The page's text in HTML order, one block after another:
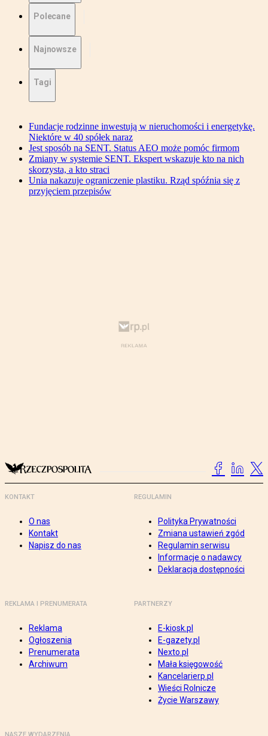
Polecane
Najnowsze
Tagi
Fundacje rodzinne inwestują w nieruchomości i energetykę.
Niektóre w 40 spółek naraz
Jest sposób na SENT. Status AEO może pomóc firmom
Zmiany w systemie SENT. Ekspert wskazuje kto na nich
skorzysta, a kto straci
Unia nakazuje ograniczenie plastiku. Rząd spóźnia się z
przyjęciem przepisów
KONTAKT
O nas
Kontakt
Napisz do nas
REGULAMIN
Polityka Prywatności
Zmiana ustawień zgód
Regulamin serwisu
Informacje o nadawcy
Deklaracja dostępności
REKLAMA I PRENUMERATA
Reklama
Ogłoszenia
Prenumerata
Archiwum
PARTNERZY
E-kiosk.pl
E-gazety.pl
Nexto.pl
Mała księgowość
Kancelarierp.pl
Wieści Rolnicze
Życie Warszawy